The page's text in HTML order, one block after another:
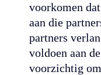
voorkomen
aan die
partners
voldoen aan
voorzichtig